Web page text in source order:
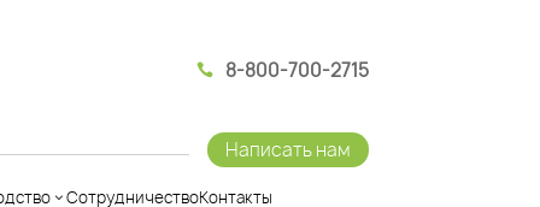
 8-800-700-2715
Написать нам
СотрудничествоКонтакты